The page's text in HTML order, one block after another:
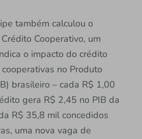
também calculou o
Cooperativo, um
o impacto do crédito
no Produto
brasileiro – cada R$ 1,00
gera R$ 2,45 no PIB da
R$ 35,8 mil concedidos
uma nova vaga de